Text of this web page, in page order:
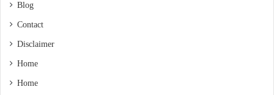
Blog
Contact
Disclaimer
Home
Home